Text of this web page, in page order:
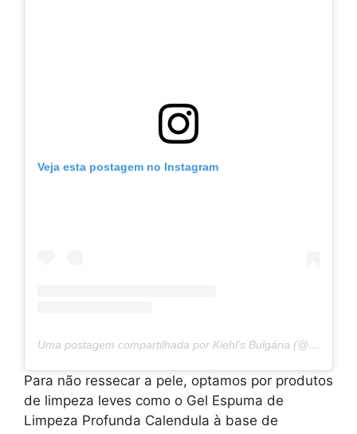
Veja esta postagem no Instagram
Uma postagem compartilhada por Kiehl’s Bulgária (@kiehls.bg)
Para não ressecar a pele, optamos por produtos
de limpeza leves como o Gel Espuma de
Limpeza Profunda Calendula à base de